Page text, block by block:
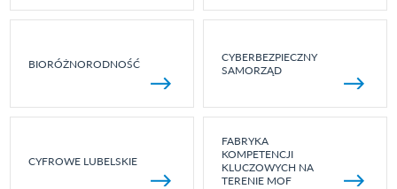
BIORÓŻNORODNOŚĆ
CYBERBEZPIECZNY
SAMORZĄD
CYFROWE LUBELSKIE
FABRYKA
KOMPETENCJI
KLUCZOWYCH NA
TERENIE MOF